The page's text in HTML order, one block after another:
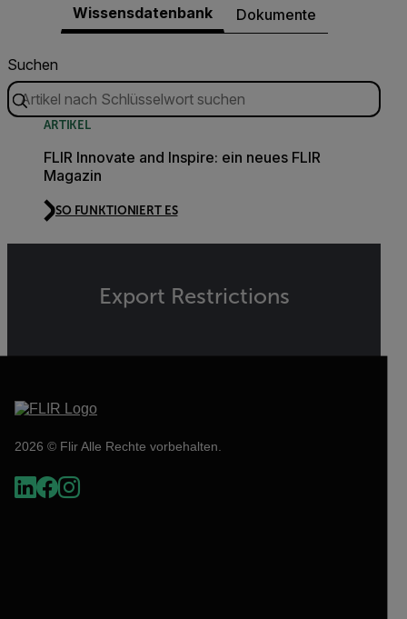
Wissensdatenbank Dokumente
Suchen
ARTIKEL
FLIR Innovate and Inspire: ein neues FLIR
Magazin
SO FUNKTIONIERT ES
Export Restrictions
2026 © Flir Alle Rechte vorbehalten.